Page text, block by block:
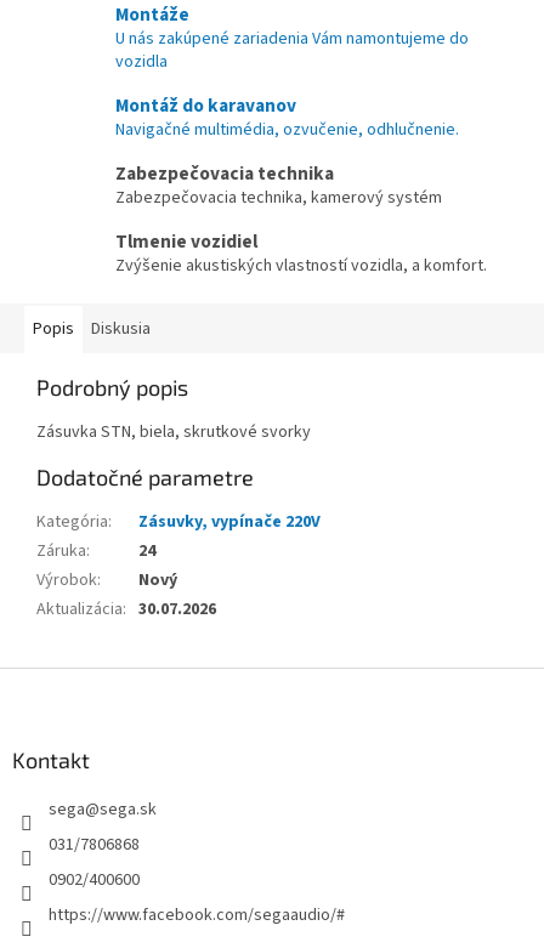
Montáže
U nás zakúpené zariadenia Vám namontujeme do
vozidla
Montáž do karavanov
Navigačné multimédia, ozvučenie, odhlučnenie.
Zabezpečovacia technika
Zabezpečovacia technika, kamerový systém
Tlmenie vozidiel
Zvýšenie akustiských vlastností vozidla, a komfort.
Popis Diskusia
Podrobný popis
Zásuvka STN, biela, skrutkové svorky
Dodatočné parametre
Kategória:
Zásuvky, vypínače 220V
Záruka:
24
Výrobok:
Nový
Aktualizácia: 30.07.2026
Kontakt
sega@sega.sk
031/7806868
0902/400600
https://www.facebook.com/segaaudio/#